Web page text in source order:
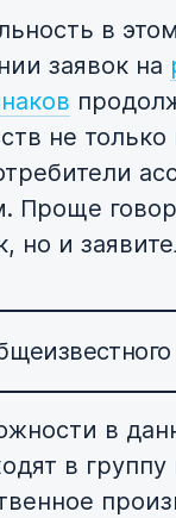
в
заявок на
не
Проще
но и
в
в